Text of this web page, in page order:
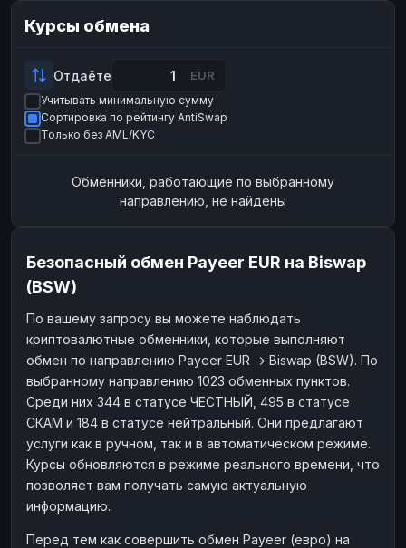
PayPal
БАЛАНСЫ КРИПТОБИРЖ
ИНТЕРНЕТ БАНКИНГ
RUB
Райффайзен RUB
ВТБ
Т-Банк RUB
СБЕР
Райффайзен RUB
Т-Банк
ДЕНЕЖНЫЕ ПЕРЕВОДЫ
ЗК USD
WU
ЗК
НАЛИЧНЫЕ ДЕНЬГИ
Наличные RUB
Наличные
Наличные
Наличные
Наличные
Курсы обмена
Отдаёте EUR
Учитывать минимальную сумму
Сортировка по рейтингу AntiSwap
Только без AML/KYC
Обменники, работающие по выбранному
направлению, не найдены
Безопасный обмен Payeer EUR на Biswap
(BSW)
По вашему запросу вы можете наблюдать
криптовалютные обменники, которые выполняют
обмен по направлению Payeer EUR → Biswap (BSW). По
выбранному направлению 1023 обменных пунктов.
Среди них 344 в статусе ЧЕСТНЫЙ, 495 в статусе
СКАМ и 184 в статусе нейтральный. Они предлагают
услуги как в ручном, так и в автоматическом режиме.
Курсы обновляются в режиме реального времени, что
позволяет вам получать самую актуальную
информацию.
Перед тем как совершить обмен Payeer (евро) на